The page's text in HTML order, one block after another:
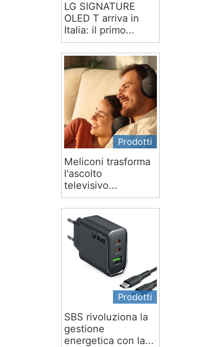
LG SIGNATURE
OLED T arriva in
Italia: il primo...
Prodotti
Meliconi trasforma
l'ascolto
televisivo...
Prodotti
SBS rivoluziona la
gestione
energetica con la...